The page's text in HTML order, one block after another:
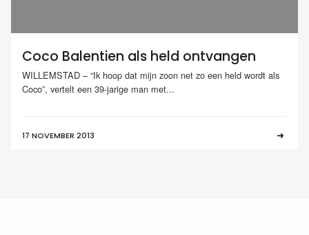
Coco Balentien als held ontvangen
WILLEMSTAD – “Ik hoop dat mijn zoon net zo een held wordt als
Coco”, vertelt een 39-jarige man met...
17 NOVEMBER 2013